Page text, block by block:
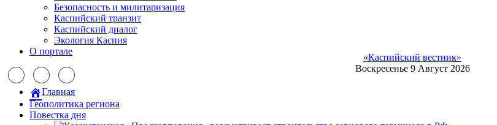
Безопасность и милитаризация
Каспийский транзит
Каспийский диалог
Экология Каспия
О портале
«Каспийский вестник»
Воскресенье 9 Август 2026
Главная
Геополитика региона
Повестка дня